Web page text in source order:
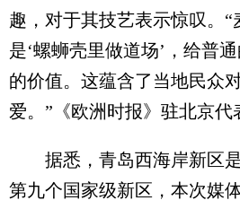
趣，对于其技艺表示惊叹。
是‘螺蛳壳里做道场’，给普
的价值。这蕴含了当地民众
爱。”《欧洲时报》驻北京代
据悉，青岛西海岸新区是
第九个国家级新区，本次媒